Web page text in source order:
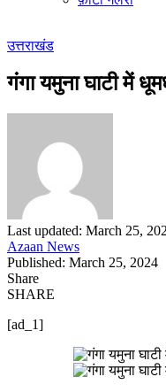
उत्तराखंड
गंगा यमुना घाटी में
Last updated: March 25,
Azaan News
Published: March 25, 2024
Share
SHARE
[ad_1]